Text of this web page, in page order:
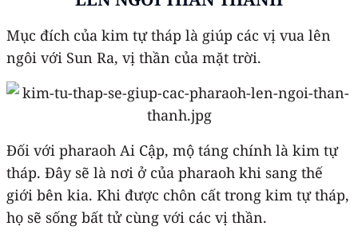
Mục đích của kim tự tháp là giúp các vị vua lên
ngôi với Sun Ra, vị thần của mặt trời.
Đối với pharaoh Ai Cập, mộ táng chính là kim tự
tháp. Đây sẽ là nơi ở của pharaoh khi sang thế
giới bên kia. Khi được chôn cất trong kim tự tháp,
họ sẽ sống bất tử cùng với các vị thần.